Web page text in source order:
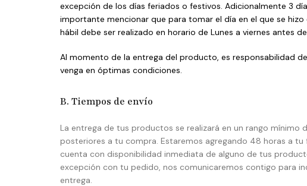
excepción de los días feriados o festivos. Adicionalmente 3
importante mencionar que para tomar el día en el que se
hábil debe ser realizado en horario de Lunes a viernes antes
Al momento de la entrega del producto, es responsabilidad
venga en óptimas condiciones.
B. Tiempos de envío
La entrega de tus productos se realizará en un rango mínimo
posteriores a tu compra. Estaremos agregando 48 horas a tu
cuenta con disponibilidad inmediata de alguno de tus
excepción con tu pedido, nos comunicaremos contigo para
entrega.